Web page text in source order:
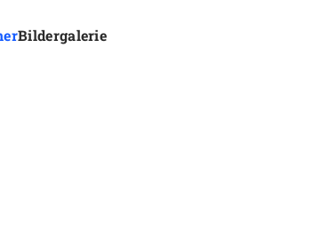
Bildergalerie